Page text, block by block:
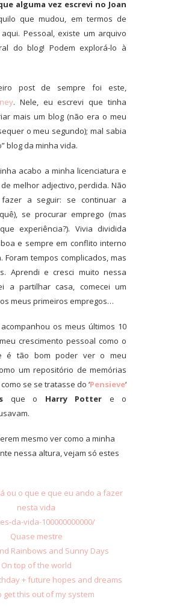
alguma vez escrevi no Joan
que mudou, em termos de
Pessoal, existe um arquivo
do blog! Podem explorá-lo à
post de sempre foi este,
. Nele, eu escrevi que tinha
mais um blog (não era o meu
o meu segundo); mal sabia
blog da minha vida.
acabo a minha licenciatura e
melhor adjectivo, perdida. Não
a seguir: se continuar a
se procurar emprego (mas
experiência?). Vivia dividida
e sempre em conflito interno
Foram tempos complicados, mas
Aprendi e cresci muito nessa
a partilhar casa, comecei um
meus primeiros empregos…
os meus últimos 10
crescimento pessoal como o
é tão bom poder ver o meu
um repositório de memórias
se se tratasse do ‘Pensieve‘
que o Harry Potter e o
mesmo ver como a minha
nessa altura, vejam só estes
ou o que e que eu ando a fazer
nesta vida
da-vida-100000000000/
Quase mestre
Rainbows and Sunny Days
On top of the world
+ future hopes and dreams
get this out of my system